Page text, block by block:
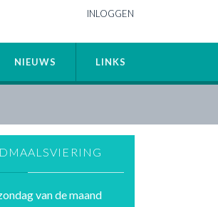
INLOGGEN
NIEUWS LINKS
van de maand